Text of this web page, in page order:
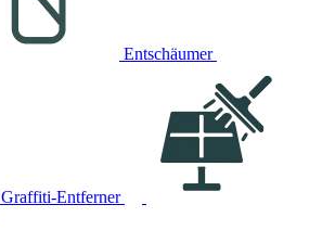
Entschäumer
Graffiti-Entferner